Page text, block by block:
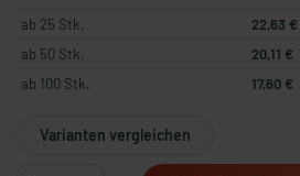
ab 25 Stk. 22,63 €
ab 50 Stk.
20,11 €
ab 100 Stk.
17,60 €
Varianten vergleichen